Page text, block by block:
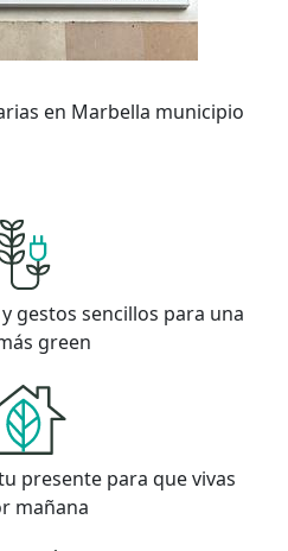
en Marbella municipio
gestos sencillos para una
green
presente para que vivas
mañana